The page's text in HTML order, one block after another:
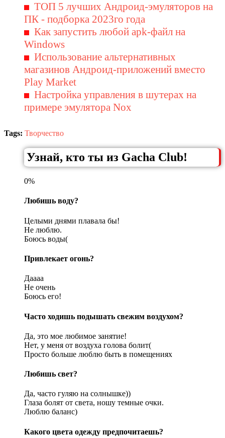
ТОП 5 лучших Андроид-эмуляторов на
ПК - подборка 2023го года
Как запустить любой apk-файл на
Windows
Использование альтернативных
магазинов Андроид-приложений вместо
Play Market
Настройка управления в шутерах на
примере эмулятора Nox
Tags: Творчество
Узнай, кто ты из Gacha Club!
0%
Любишь воду?
Целыми днями плавала бы!
Не люблю.
Боюсь воды(
Привлекает огонь?
Даааа
Не очень
Боюсь его!
Часто ходишь подышать свежим воздухом?
Да, это мое любимое занятие!
Нет, у меня от воздуха голова болит(
Просто больше люблю быть в помещениях
Любишь свет?
Да, часто гуляю на солнышке))
Глаза болят от света, ношу темные очки.
Люблю баланс)
Какого цвета одежду предпочитаешь?